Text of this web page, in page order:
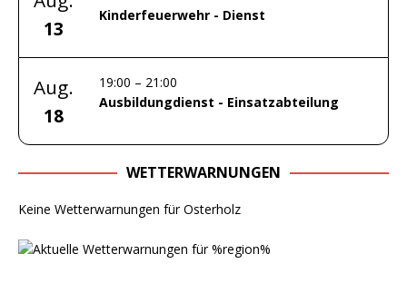
13
Kinderfeuerwehr - Dienst
Aug.
18
19:00 – 21:00
Ausbildungdienst - Einsatzabteilung
WETTERWARNUNGEN
Keine Wetterwarnungen für Osterholz